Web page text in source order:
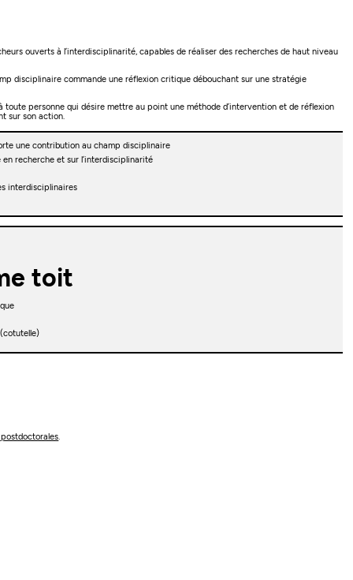
ouverts à l’interdisciplinarité, capables de réaliser des recherches de haut niveau
disciplinaire commande une réflexion critique débouchant sur une stratégie
toute personne qui désire mettre au point une méthode d’intervention et de réflexion
sur son action.
une contribution au champ disciplinaire
en recherche et sur l’interdisciplinarité
interdisciplinaires
toit
.